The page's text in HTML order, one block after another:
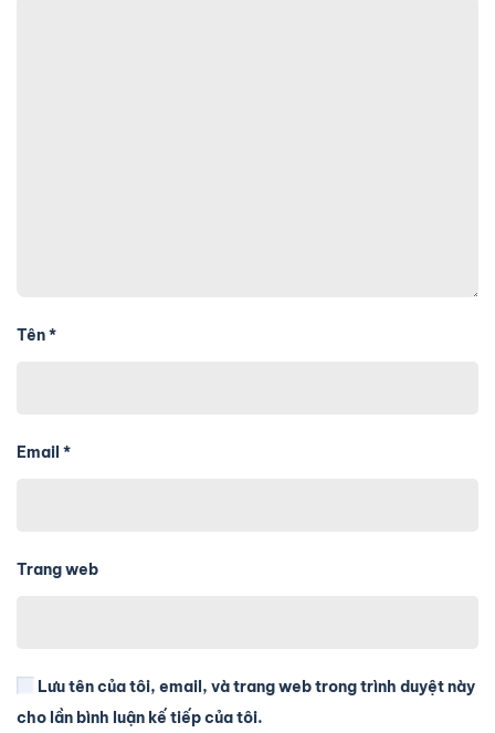
Tên*
Email *
Trang web
Lưu tên của tôi, email, và trang web trong trình duyệt này
cho lần bình luận kế tiếp của tôi.